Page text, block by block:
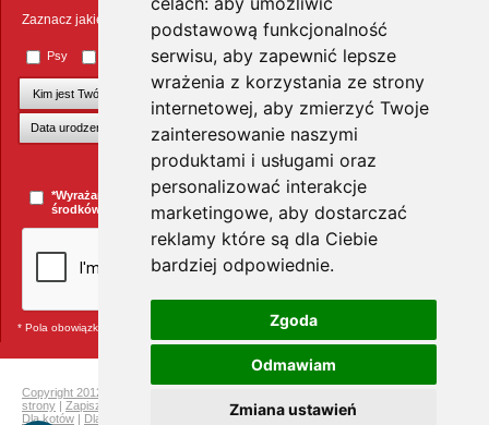
podstawową funkcjonalność
serwisu, aby zapewnić lepsze
wrażenia z korzystania ze strony
internetowej, aby zmierzyć Twoje
zainteresowanie naszymi
produktami i usługami oraz
personalizować interakcje
marketingowe, aby dostarczać
reklamy które są dla Ciebie
bardziej odpowiednie.
Zgoda
Odmawiam
Zmiana ustawień
Zaznacz jakie zwierzęta Cię interesują
Psy Małe ssaki Ptaki Inne zwierzęta
+Dodaj kolejnego pupila
*Wyrażam zgodę na przesyłanie informacji handlowych za pomocą
środków komunikacji elektronicznej. więcej »
* Pola obowiązkowe
Copyright 2012 Telekarma
strony | Zapisz się do newslettera i odbierz rabat na kolejne zakupy
Dla kotów | Dla psów
Producenci